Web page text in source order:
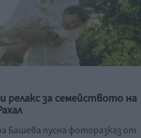
релакс за семейството на
Башева пусна фоторазказ от